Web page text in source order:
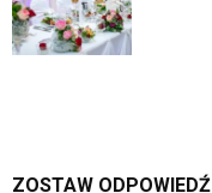
ZOSTAW ODPOWIEDŹ